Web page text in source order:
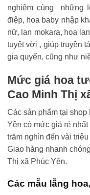
nghiệm cùng những
điệp, hoa baby nhập
nữ, lan mokara, hoa
tuyệt vời , giúp truyền
gia quyến, cũng như
Mức giá hoa
Cao Minh Thị
Các sản phẩm tại
Yên có mức giá rẻ
trăm nghìn đến vài
Giao hàng nhanh
Thị xã Phúc Yên.
Các mẫu lẵng